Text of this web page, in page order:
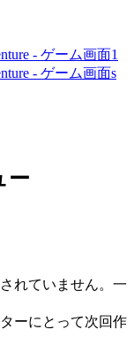
ー
れていません。一
ーにとって次回作